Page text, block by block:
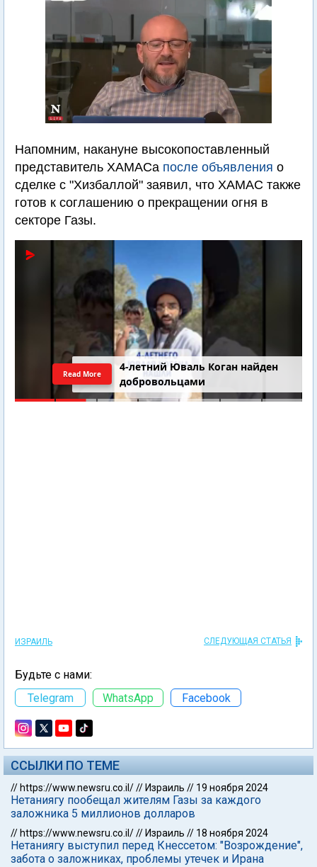
Напомним, накануне высокопоставленный
представитель ХАМАСа после объявления о
сделке с "Хизбаллой" заявил, что ХАМАС также
готов к соглашению о прекращении огня в
секторе Газы.
4-летний Юваль Коган найден
добровольцами
Read More
ИЗРАИЛЬ СЛЕДУЮЩАЯ СТАТЬЯ
Будьте с нами:
Telegram
WhatsApp Facebook
ССЫЛКИ ПО ТЕМЕ
// https://www.newsru.co.il/// Израиль // 19 ноября 2024
Нетаниягу пообещал жителям Газы за каждого
заложника 5 миллионов долларов
// https://www.newsru.co.il/// Израиль // 18 ноября 2024
Нетаниягу выступил перед Кнессетом: "Возрождение",
забота о заложниках, проблемы утечек и Ирана